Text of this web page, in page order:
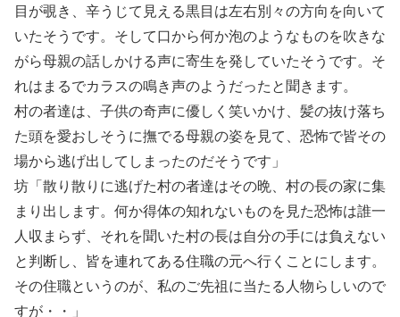
目が覗き、辛うじて見える黒目は左右別々の方向を向いて
いたそうです。そして口から何か泡のようなものを吹きな
がら母親の話しかける声に寄生を発していたそうです。そ
れはまるでカラスの鳴き声のようだったと聞きます。
村の者達は、子供の奇声に優しく笑いかけ、髪の抜け落ち
た頭を愛おしそうに撫でる母親の姿を見て、恐怖で皆その
場から逃げ出してしまったのだそうです」
坊「散り散りに逃げた村の者達はその晩、村の長の家に集
まり出します。何か得体の知れないものを見た恐怖は誰一
人収まらず、それを聞いた村の長は自分の手には負えない
と判断し、皆を連れてある住職の元へ行くことにします。
その住職というのが、私のご先祖に当たる人物らしいので
すが・・」